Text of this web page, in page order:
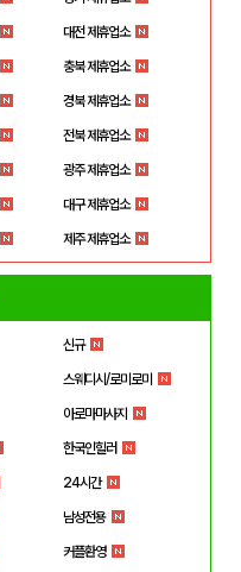
대전 제휴업소
충북 제휴업소
경북 제휴업소
전북 제휴업소
광주 제휴업소
대구 제휴업소
제주 제휴업소
신규
스웨디시/로미로미
아로마마사지
한국인힐러
24시간
남성전용
커플환영